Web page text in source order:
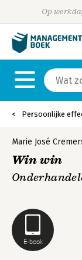
Op
Persoonlijke
E-book
Marie José
Win win